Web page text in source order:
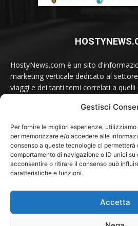
Gestisci
Per fornire le migliori esperienze,
per memorizzare e/o accedere alle
consenso a queste tecnologie ci permetterà
comportamento di navigazione o ID unici su
acconsentire o ritirare il consenso può
caratteristiche e funzioni.
Accetta
HostyNews.com è un sito
marketing verticale dedicato al
viaggi e dei tanti temi correlati a
SEGUICI